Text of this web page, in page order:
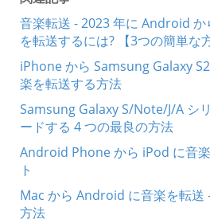
音楽転送 - 2023 年に Android
を転送するには? 【3つの簡単な
iPhone から Samsung Galaxy
楽を転送する方法
Samsung Galaxy S/Note/J/A シ
ードする 4 つの最良の方法
Android Phone から iPod に音
ト
Mac から Android に音楽を転送
方法